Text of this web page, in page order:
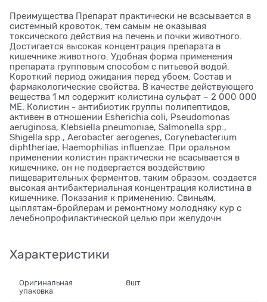
Преимущества Препарат практически не всасывается в
системный кровоток, тем самым не оказывая
токсического действия на печень и почки животного.
Достигается высокая концентрация препарата в
кишечнике животного. Удобная форма применения
препарата групповым способом с питьевой водой.
Короткий период ожидания перед убоем. Состав и
фармакологические свойства. В качестве действующего
вещества 1 мл содержит колистина сульфат – 2 000 000
МЕ. Колистин - антибиотик группы полипептидов,
активен в отношении Esherichia coli, Pseudomonas
aeruginosa, Klebsiella pneumoniae, Salmonella spp.,
Shigella spp., Aerobacter aerogenes, Corynebacterium
diphtheriaе, Haemophilias influenzae. При оральном
применении колистин практически не всасывается в
кишечнике, он не подвергается воздействию
пищеварительных ферментов, таким образом, создается
высокая антибактериальная концентрация колистина в
кишечнике. Показания к применению. Свиньям,
цыплятам-бройлерам и ремонтному молодняку кур с
лечебнопрофилактической целью при желудочн
Характеристики
Оригинальная
упаковка
8шт